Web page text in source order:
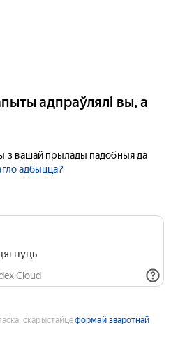
адпраўлялі вы, а
з вашай прылады падобныя да
адбыцца?
Cloud
скарыстайцеформай зваротнай